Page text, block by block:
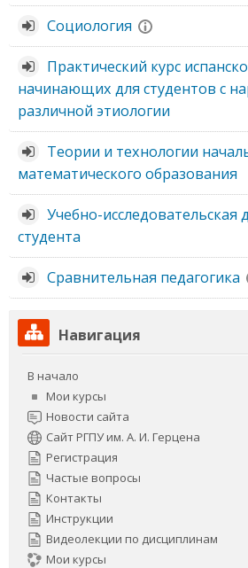
Социология
Практический курс
начинающих для студентов с
различной этиологии
Теории и технологии
математического образования
Учебно-исследовательская
студента
Сравнительная педагогика
Пропустить
НавигацияНавигация
В начало
Мои курсы
Новости сайта
Сайт РГПУ им. А. И. Герцена
Регистрация
Частые вопросы
Контакты
Инструкции
Видеолекции по дисциплинам
Мои курсы